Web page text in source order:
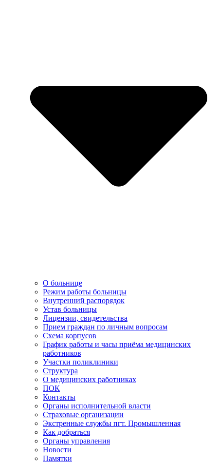
О больнице
Режим работы больницы
Внутренний распорядок
Устав больницы
Лицензии, свидетельства
Прием граждан по личным вопросам
Схема корпусов
График работы и часы приёма медицинских
работников
Участки поликлиники
Структура
О медицинских работниках
ПОК
Контакты
Органы исполнительной власти
Страховые организации
Экстренные службы пгт. Промышленная
Как добраться
Органы управления
Новости
Памятки